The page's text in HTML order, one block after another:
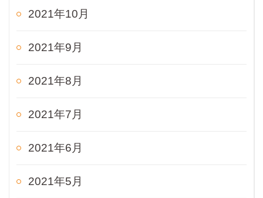
2021年10月
2021年9月
2021年8月
2021年7月
2021年6月
2021年5月